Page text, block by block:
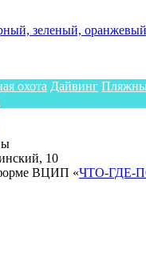
зеленый,
охота Дайвинг
10
ВЦИП «ЧТО-ГДЕ-